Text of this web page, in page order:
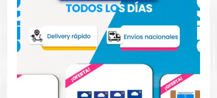
comparación con la generación anterior.
Calidad en la que puede confiar
Resultados de precisión, página tras página, para
mantener su empresa funcionando perfectamente.